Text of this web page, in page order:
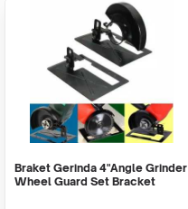
Braket Gerinda 4"Angle Grinder
Wheel Guard Set Bracket